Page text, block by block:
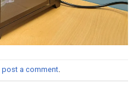
post a comment.